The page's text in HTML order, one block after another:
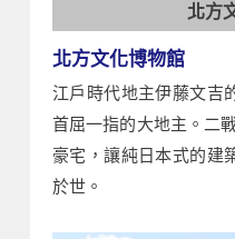
北方
北方文化博物館
江戶時代地主伊藤文吉
首屈一指的大地主。二
豪宅，讓純日本式的建
於世。